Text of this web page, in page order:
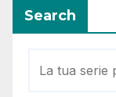
Search